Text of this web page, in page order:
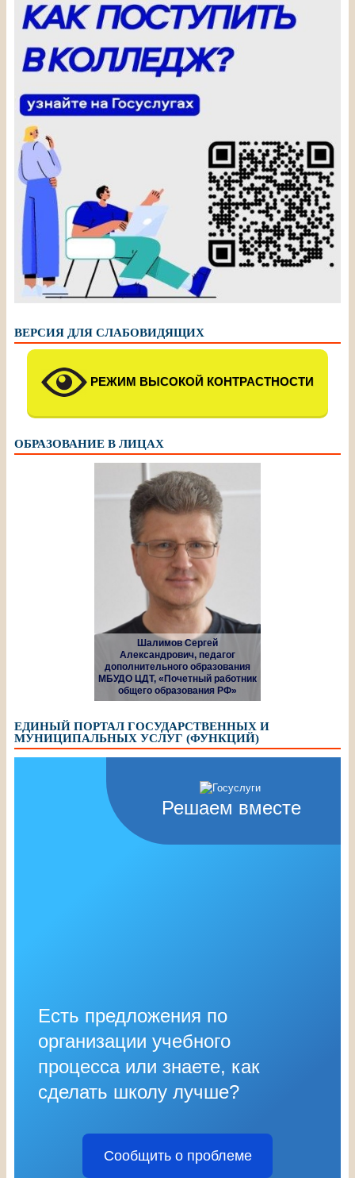
ВЕРСИЯ ДЛЯ СЛАБОВИДЯЩИХ
РЕЖИМ ВЫСОКОЙ КОНТРАСТНОСТИ
ОБРАЗОВАНИЕ В ЛИЦАХ
Шалимов Сергей
Александрович, педагог
дополнительного образования
МБУДО ЦДТ, «Почетный работник
общего образования РФ»
ЕДИНЫЙ ПОРТАЛ ГОСУДАРСТВЕННЫХ И
МУНИЦИПАЛЬНЫХ УСЛУГ (ФУНКЦИЙ)
Решаем вместе
Есть предложения по
организации учебного
процесса или знаете, как
сделать школу лучше?
Сообщить о проблеме